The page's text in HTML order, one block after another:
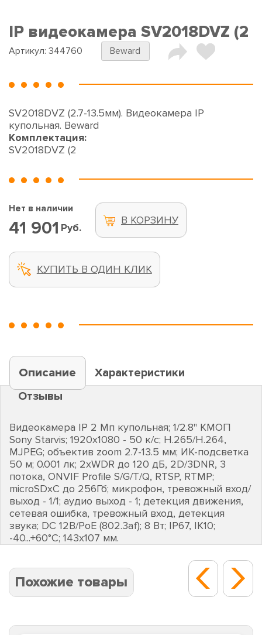
IP видеокамера SV2018DVZ (2
Артикул: 344760 Beward
SV2018DVZ (2.7-13.5мм). Видеокамера IP
купольная. Beward
Комплектация:
SV2018DVZ (2
Нет в наличии
41 901 Руб.
В КОРЗИНУ
КУПИТЬ В ОДИН КЛИК
Описание
Характеристики
Отзывы
Видеокамера IP 2 Мп купольная; 1/2.8" КМОП
Sony Starvis; 1920х1080 - 50 к/с; H.265/Н.264,
MJPEG; объектив zoom 2.7-13.5 мм; ИК-подсветка
50 м; 0.001 лк; 2хWDR до 120 дБ, 2D/3DNR, 3
потока, ONVIF Profile S/G/T/Q, RTSP, RTMP;
microSDхC до 256Гб; микрофон, тревожный вход/
выход - 1/1; аудио выход - 1; детекция движения,
сетевая ошибка, тревожный вход, детекция
звука; DC 12В/РоЕ (802.3af); 8 Вт; IP67, IK10;
-40...+60°C; 143х107 мм.
Похожие товары